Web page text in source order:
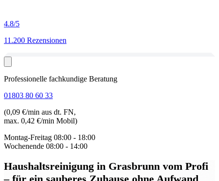
4.8/5
11.200 Rezensionen
Professionelle fachkundige Beratung
01803 80 60 33
(0,09 €/min aus dt. FN,
max. 0,42 €/min Mobil)
Montag-Freitag 08:00 - 18:00
Wochenende 08:00 - 14:00
Haushaltsreinigung in Grasbrunn vom Profi